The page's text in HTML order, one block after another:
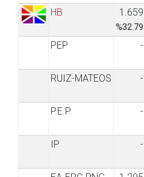
HB 1.659
%32.79
PEP -
RUIZ-MATEOS -
P.E.P. -
IP -